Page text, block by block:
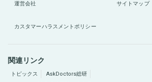
運営会社 サイトマップ
カスタマーハラスメントポリシー
関連リンク
トピックス
AskDoctors総研